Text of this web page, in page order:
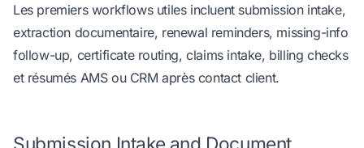
Les premiers workflows utiles incluent submission intake,
extraction documentaire, renewal reminders, missing-info
follow-up, certificate routing, claims intake, billing checks
et résumés AMS ou CRM après contact client.
Submission Intake and Document